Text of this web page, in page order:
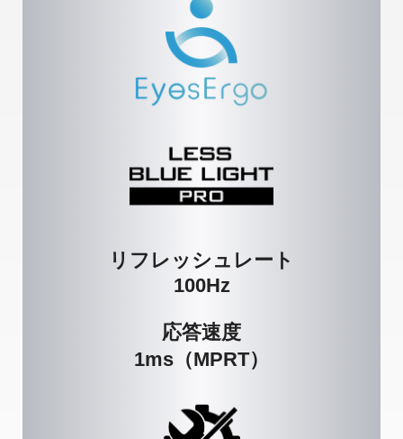
リフレッシュレート
100Hz
応答速度
1ms（MPRT）